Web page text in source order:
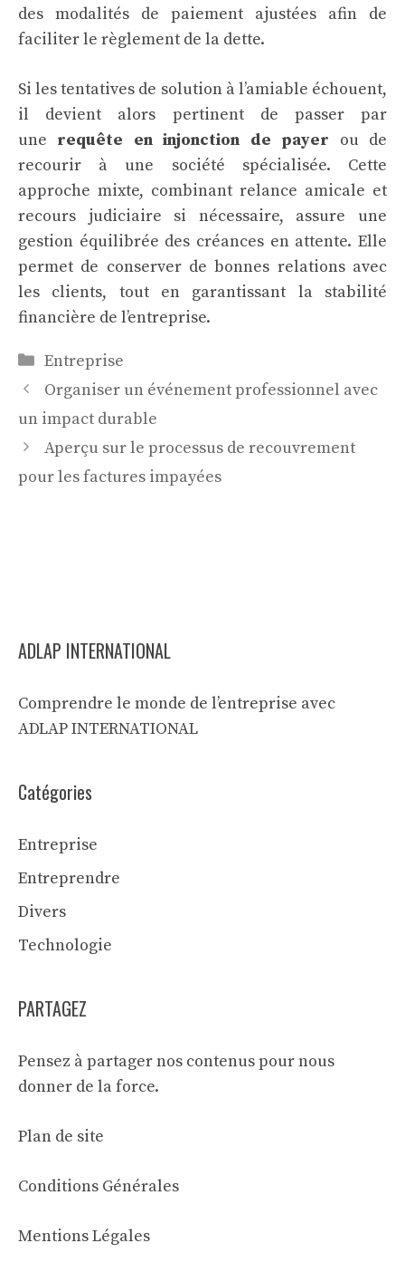
des modalités de paiement ajustées afin de
faciliter le règlement de la dette.
Si les tentatives de solution à l’amiable échouent,
il devient alors pertinent de passer par
une requête en injonction de payer ou de
recourir à une société spécialisée. Cette
approche mixte, combinant relance amicale et
recours judiciaire si nécessaire, assure une
gestion équilibrée des créances en attente. Elle
permet de conserver de bonnes relations avec
les clients, tout en garantissant la stabilité
financière de l’entreprise.
Catégories
Entreprise
Organiser un événement professionnel avec
un impact durable
Aperçu sur le processus de recouvrement
pour les factures impayées
ADLAP INTERNATIONAL
Comprendre le monde de l’entreprise avec
ADLAP INTERNATIONAL
Catégories
Entreprise
Entreprendre
Divers
Technologie
PARTAGEZ
Pensez à partager nos contenus pour nous
donner de la force.
Plan de site
Conditions Générales
Mentions Légales